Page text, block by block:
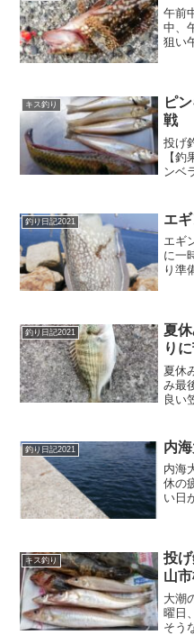
午前
中、
狙い
は？
キス釣り
ピ
戦
投げ
【
ンベ
釣り日記2021 エ
エギ
に一
り準
えて
釣り日記2021
夏
り
夏休
み最
良い
岸し
なし
釣り日記2021 内
内海
休の
い日
グが
キス釣り
投
山
大潮
曜日
そう